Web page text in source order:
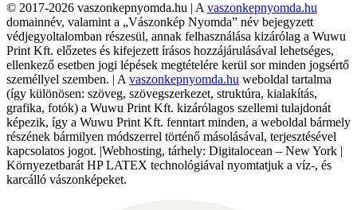
© 2017-2026 vaszonkepnyomda.hu | A vaszonkepnyomda.hu
domainnév, valamint a „Vászonkép Nyomda” név bejegyzett
védjegyoltalomban részesül, annak felhasználása kizárólag a Wuwu
Print Kft. előzetes és kifejezett írásos hozzájárulásával lehetséges,
ellenkező esetben jogi lépések megtételére kerül sor minden jogsértő
személlyel szemben. | A vaszonkepnyomda.hu weboldal tartalma
(így különösen: szöveg, szövegszerkezet, struktúra, kialakítás,
grafika, fotók) a Wuwu Print Kft. kizárólagos szellemi tulajdonát
képezik, így a Wuwu Print Kft. fenntart minden, a weboldal bármely
részének bármilyen módszerrel történő másolásával, terjesztésével
kapcsolatos jogot. |Webhosting, tárhely: Digitalocean – New York |
Környezetbarát HP LATEX technológiával nyomtatjuk a víz-, és
karcálló vászonképeket.